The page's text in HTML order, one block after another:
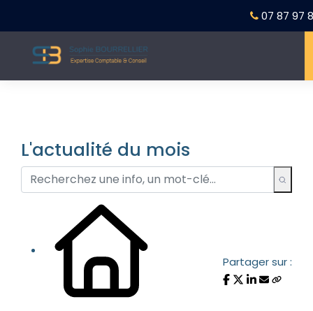
07 87 97
L'actualité du mois
Partager sur :